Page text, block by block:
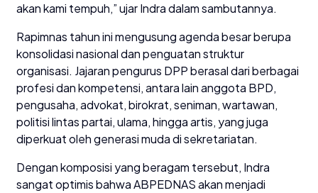
akan kami tempuh,” ujar Indra dalam sambutannya.
Rapimnas tahun ini mengusung agenda besar berupa
konsolidasi nasional dan penguatan struktur
organisasi. Jajaran pengurus DPP berasal dari berbagai
profesi dan kompetensi, antara lain anggota BPD,
pengusaha, advokat, birokrat, seniman, wartawan,
politisi lintas partai, ulama, hingga artis, yang juga
diperkuat oleh generasi muda di sekretariatan.
Dengan komposisi yang beragam tersebut, Indra
sangat optimis bahwa ABPEDNAS akan menjadi